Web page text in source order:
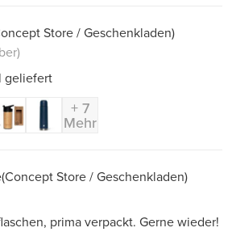
Store / Geschenkladen)
geliefert
+ 7
Mehr
(Concept Store / Geschenkladen)
prima verpackt. Gerne wieder!